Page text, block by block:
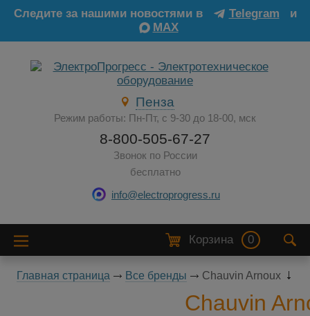
Следите за нашими новостями в Telegram
и
MAX
Пенза
Режим работы: Пн-Пт, с 9-30 до 18-00, мск
8-800-505-67-27
Звонок по России
бесплатно
info@electroprogress.ru
Корзина 0
Главная страница Все бренды Chauvin Arnoux
Chauvin